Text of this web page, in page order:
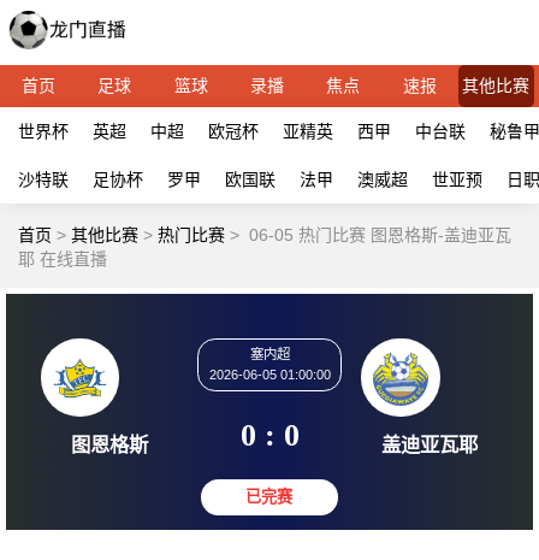
首页 足球 篮球 录播 焦点 速报 其他比赛
世界杯 英超 中超 欧冠杯 亚精英 西甲 中台联 秘鲁甲
沙特联 足协杯 罗甲 欧国联 法甲 澳威超 世亚预 日
首页 > 其他比赛 > 热门比赛 > 06-05 热门比赛 图恩格斯-盖迪亚瓦
耶 在线直播
2026-06-05 01:00:00
0 : 0